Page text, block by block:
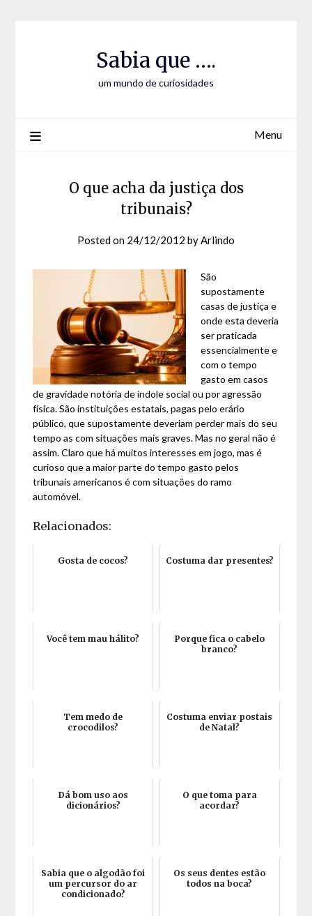
Sabia que ….
um mundo de curiosidades
Menu
O que acha da justiça dos
tribunais?
Posted on 24/12/2012 byArlindo
São
supostamente
casas de justiça e
onde esta deveria
ser praticada
essencialmente e
com o tempo
gasto em casos
de gravidade notória de índole social ou por agressão
física. São instituições estatais, pagas pelo erário
público, que supostamente deveriam perder mais do seu
tempo as com situações mais graves. Mas no geral não é
assim. Claro que há muitos interesses em jogo, mas é
curioso que a maior parte do tempo gasto pelos
tribunais americanos é com situações do ramo
automóvel.
Relacionados:
Gosta de cocos? Costuma dar presentes?
Você tem mau hálito?
Porque fica o cabelo
branco?
Tem medo de
crocodilos?
Costuma enviar postais
de Natal?
Dá bom uso aos
dicionários?
O que toma para
acordar?
Sabia que o algodão foi
um percursor do ar
condicionado?
Os seus dentes estão
todos na boca?